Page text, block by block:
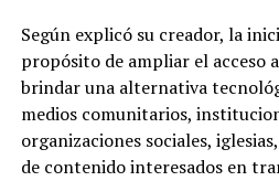
Según explicó su creador, la
propósito de ampliar el acceso
brindar una alternativa
medios comunitarios,
organizaciones sociales,
de contenido interesados en